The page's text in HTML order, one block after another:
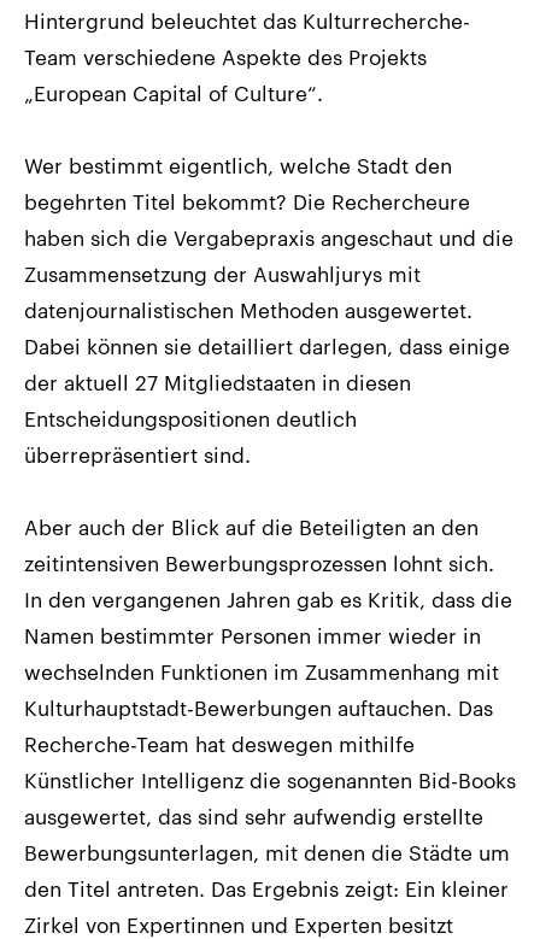
Hintergrund beleuchtet das Kulturrecherche-
Team verschiedene Aspekte des Projekts
„European Capital of Culture“.
Wer bestimmt eigentlich, welche Stadt den
begehrten Titel bekommt? Die Rechercheure
haben sich die Vergabepraxis angeschaut und die
Zusammensetzung der Auswahljurys mit
datenjournalistischen Methoden ausgewertet.
Dabei können sie detailliert darlegen, dass einige
der aktuell 27 Mitgliedstaaten in diesen
Entscheidungspositionen deutlich
überrepräsentiert sind.
Aber auch der Blick auf die Beteiligten an den
zeitintensiven Bewerbungsprozessen lohnt sich.
In den vergangenen Jahren gab es Kritik, dass die
Namen bestimmter Personen immer wieder in
wechselnden Funktionen im Zusammenhang mit
Kulturhauptstadt-Bewerbungen auftauchen. Das
Recherche-Team hat deswegen mithilfe
Künstlicher Intelligenz die sogenannten Bid-Books
ausgewertet, das sind sehr aufwendig erstellte
Bewerbungsunterlagen, mit denen die Städte um
den Titel antreten. Das Ergebnis zeigt: Ein kleiner
Zirkel von Expertinnen und Experten besitzt